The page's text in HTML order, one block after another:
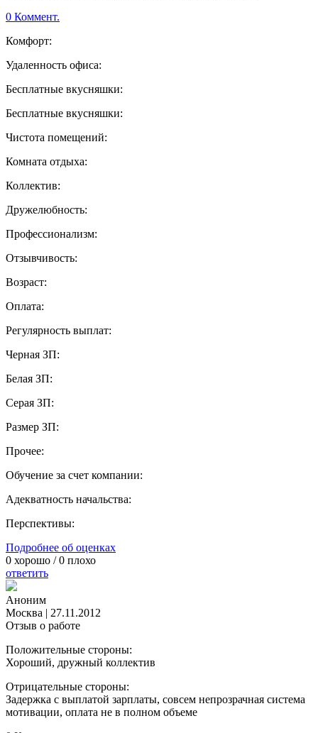
0 Коммент.
Комфорт:
Удаленность офиса:
Бесплатные вкусняшки:
Бесплатные вкусняшки:
Чистота помещений:
Комната отдыха:
Коллектив:
Дружелюбность:
Профессионализм:
Отзывчивость:
Возраст:
Оплата:
Регулярность выплат:
Черная ЗП:
Белая ЗП:
Серая ЗП:
Размер ЗП:
Прочее:
Обучение за счет компании:
Адекватность начальства:
Перспективы:
Подробнее об оценках
0 хорошо /0 плохо
ответить
Аноним
Москва | 27.11.2012
Отзыв о работе
Положительные стороны:
Хороший, дружный коллектив
Отрицательные стороны:
Задержка с выплатой зарплаты, совсем непрозрачная система
мотивации, оплата не в полном объеме